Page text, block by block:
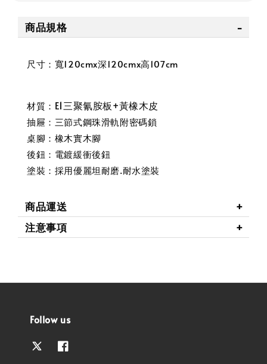
商品規格
尺寸：寬120cmx深120cmx高107cm
材質： E1三聚氰胺板+黃橡木皮
抽屜：三節式鋼珠滑軌附密碼鎖
桌腳：橡木實木腳
後鈕：電鍍緩衝後鈕
塗裝：採用優麗坦耐磨.耐水塗裝
商品運送
注意事項
Follow us